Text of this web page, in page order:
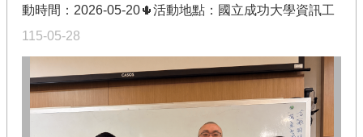
網
導
覽
115-05-28
動時間：2026-05-20🌵活動地點：國立成功大學資訊工
程學系 65405 室🌵發佈單位：教育部智慧創新關鍵人才
偏重技術實務與系統架構解析，以開源技術為核心，深
入探討支撐 AI 應用與大型資料中心運作之基礎建設關鍵
技術。分享內容涵蓋了 Etcd、Apache Airflow 及 Ray 等
重要開源專案，說明其於分散式系統協調、工作流程排